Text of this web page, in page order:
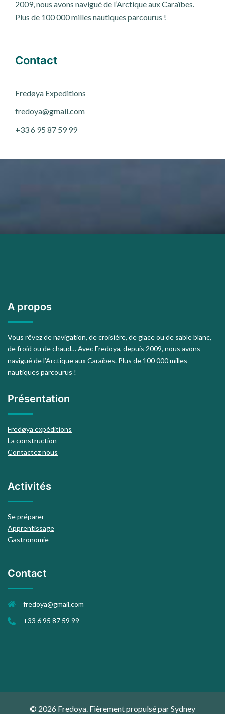
2009, nous avons navigué de l’Arctique aux Caraïbes.
Plus de 100 000 milles nautiques parcourus !
Contact
Fredøya Expeditions
fredoya@gmail.com
+33 6 95 87 59 99
A propos
Vous rêvez de navigation, de croisière, de glace ou de sable blanc,
de froid ou de chaud… Avec Fredoya, depuis 2009, nous avons
navigué de l’Arctique aux Caraïbes. Plus de 100 000 milles
nautiques parcourus !
Présentation
Fredøya expéditions
La construction
Contactez nous
Activités
Se préparer
Apprentissage
Gastronomie
Contact
fredoya@gmail.com
+33 6 95 87 59 99
© 2026 Fredoya. Fièrement propulsé parSydney